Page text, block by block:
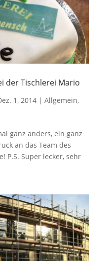
der Tischlerei Mario
1, 2014| Allgemein,
ganz anders, ein ganz
an das Team des
P.S. Super lecker, sehr